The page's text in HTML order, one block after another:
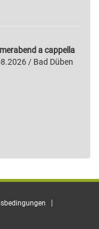
a cappella
/ Bad Düben
|